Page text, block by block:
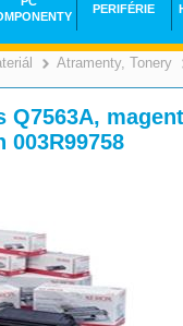
>
Atramenty, Tonery
003R99758
PERIFÉRIE